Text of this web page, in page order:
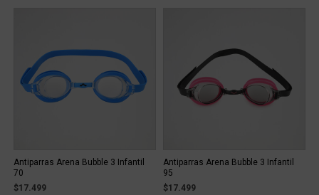
Antiparras Arena Bubble 3 Infantil
70
$17.499
Antiparras Arena Bubble 3 Infantil
95
$17.499